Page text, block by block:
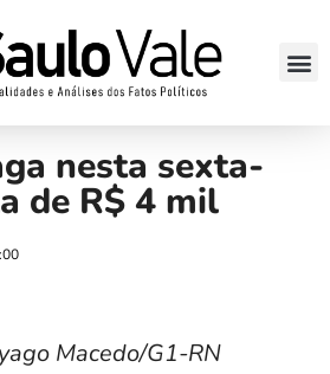
nesta sexta-
de R$ 4 mil
Macedo/G1-RN